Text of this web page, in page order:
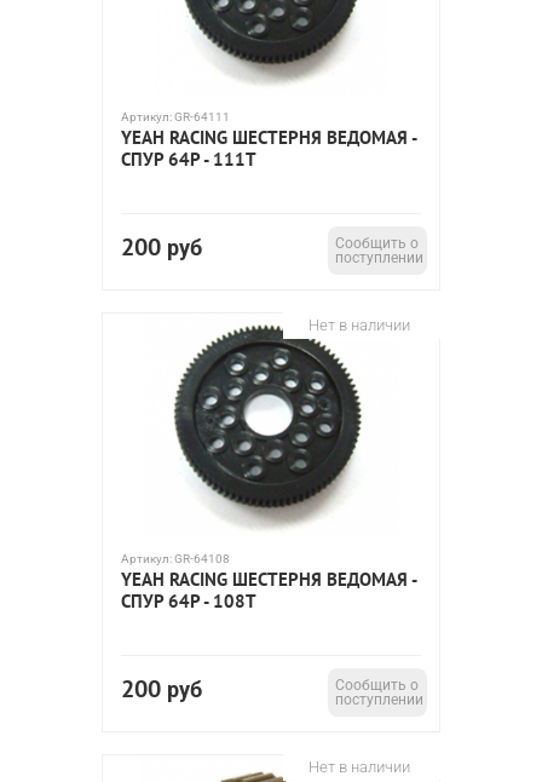
Артикул:GR-64111
YEAH RACING ШЕСТЕРНЯ ВЕДОМАЯ -
СПУР 64P - 111T
200 руб
Сообщить о
поступлении
Нет в наличии
Артикул:GR-64108
YEAH RACING ШЕСТЕРНЯ ВЕДОМАЯ -
СПУР 64P - 108T
200 руб
Сообщить о
поступлении
Нет в наличии